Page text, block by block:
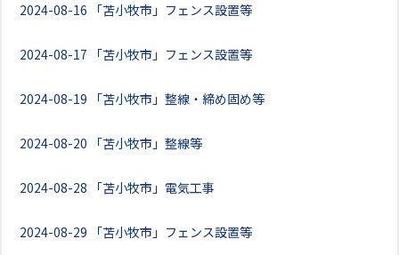
2024-08-16 「苫小牧市」フェンス設置等
2024-08-17 「苫小牧市」フェンス設置等
2024-08-19 「苫小牧市」整線・締め固め等
2024-08-20 「苫小牧市」整線等
2024-08-28 「苫小牧市」電気工事
2024-08-29 「苫小牧市」フェンス設置等